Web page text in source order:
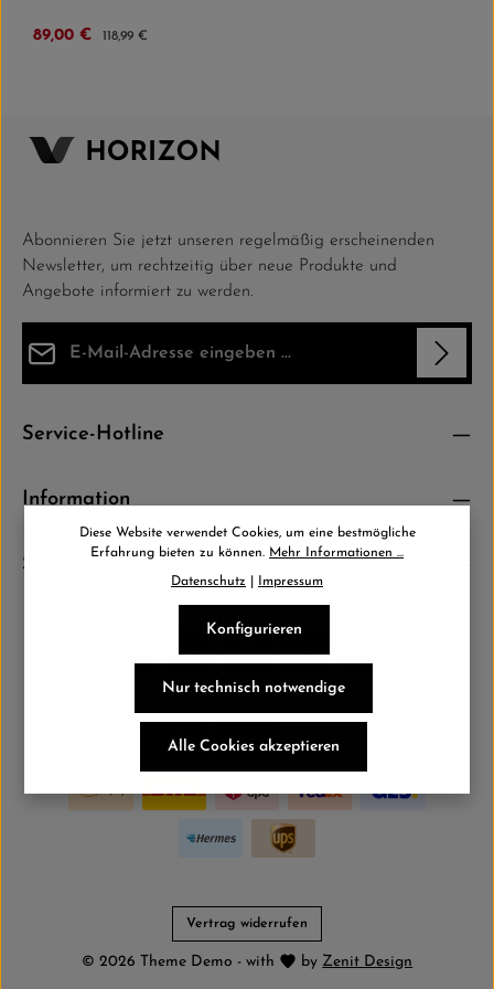
Verkaufspreis:
89,00 € Regulärer Preis:
118,99 €
Abonnieren Sie jetzt unseren regelmäßig erscheinenden
Newsletter, um rechtzeitig über neue Produkte und
Angebote informiert zu werden.
Ich habe dieDatenschutzbestimmungen
Die mit einem Stern (*) markierten Felder sind Pflichtfelder.
Service-Hotline
Information
Service
Vertrag widerrufen
© 2026 Theme Demo - with by Zenit Design
Diese Website verwendet Cookies, um eine bestmögliche
Erfahrung bieten zu können. Mehr Informationen ...
Datenschutz Impressum
Nur technisch notwendige
Konfigurieren
Alle Cookies akzeptieren